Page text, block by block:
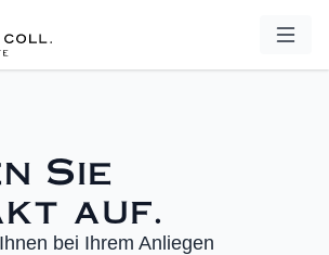
Sie
auf.
bei Ihrem Anliegen